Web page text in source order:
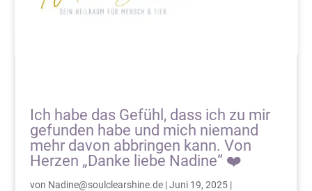
Ich habe das Gefühl, dass ich zu mir
gefunden habe und mich niemand
mehr davon abbringen kann. Von
Herzen „Danke liebe Nadine“ ❤️
von Nadine@soulclearshine.de|Juni 19, 2025|